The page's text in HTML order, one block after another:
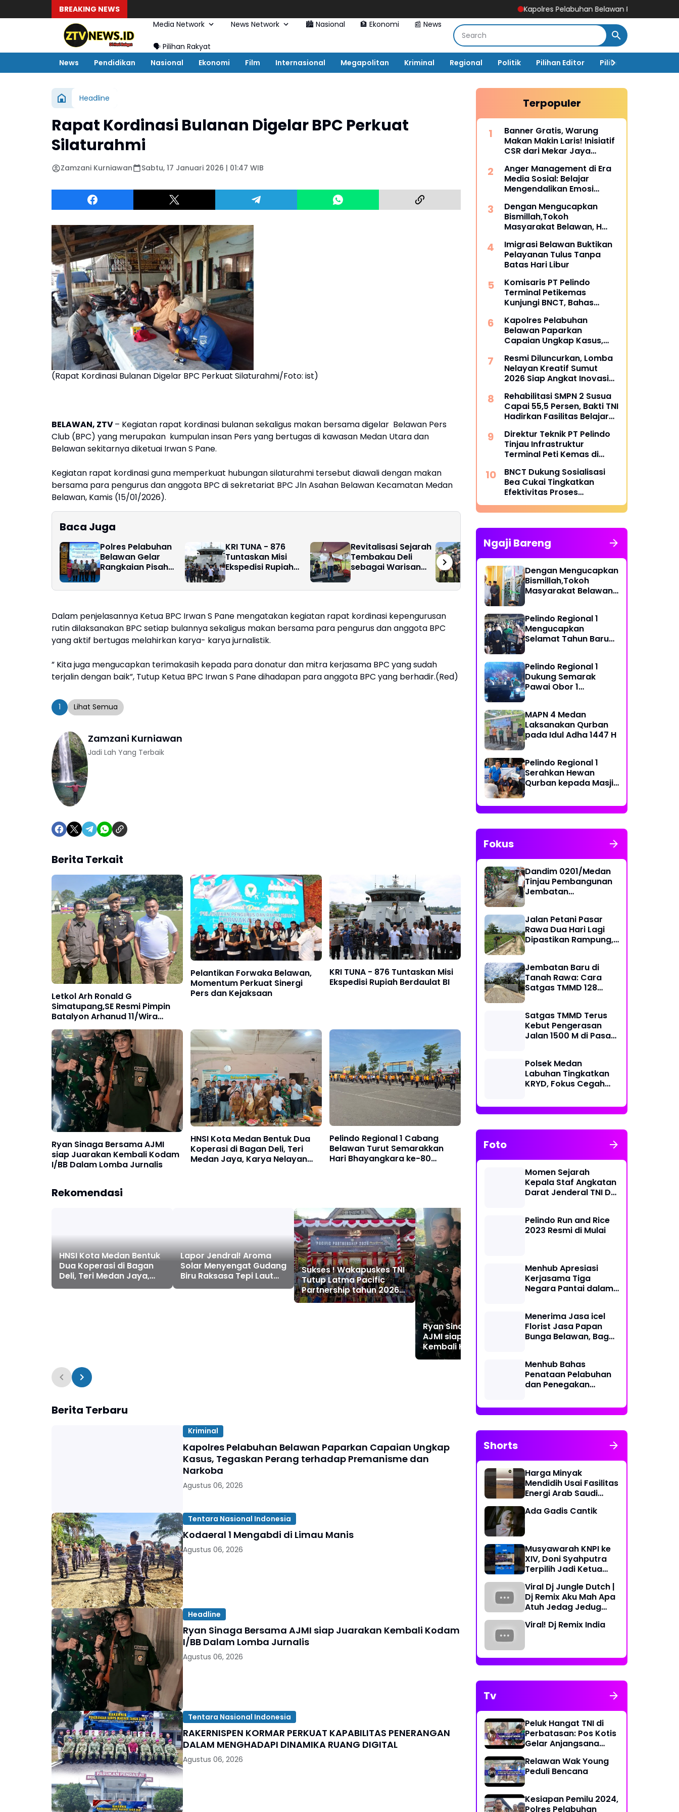
BREAKING NEWS
Kapolres Pelabuhan Belawan Paparkan Capaian
Media Network
News Network 🏙️ Nasional 🏦 Ekonomi 📰 News
🗣️ Pilihan Rakyat
News
Pendidikan Nasional Ekonomi Film Internasional Megapolitan Kriminal Regional Politik Pilihan Editor Pilihan Rakyat
Headline
Rapat Kordinasi Bulanan Digelar BPC Perkuat
Silaturahmi
Zamzani Kurniawan Sabtu, 17 Januari 2026 | 01:47 WIB
(Rapat Kordinasi Bulanan Digelar BPC Perkuat Silaturahmi/Foto: ist)
BELAWAN, ZTV– Kegiatan rapat kordinasi bulanan sekaligus makan bersama digelar Belawan Pers
Club (BPC) yang merupakan kumpulan insan Pers yang bertugas di kawasan Medan Utara dan
Belawan sekitarnya diketuai Irwan S Pane.
Kegiatan rapat kordinasi guna memperkuat hubungan silaturahmi tersebut diawali dengan makan
bersama para pengurus dan anggota BPC di sekretariat BPC Jln Asahan Belawan Kecamatan Medan
Belawan, Kamis (15/01/2026).
Baca Juga
Polres Pelabuhan
Belawan Gelar
Rangkaian Pisah
AKBP Aditya S.P.
Pelabuhan Belawan
KRI TUNA - 876
Tuntaskan Misi
Ekspedisi Rupiah
Revitalisasi Sejarah
Tembakau Deli
sebagai Warisan
Tembakau Harus
bernilai Sejarah
Letkol Arh Ronald G
Simatupang,SE
Resmi Pimpin
Batalyon Arhanud
11/Wira Bhuana
Yudha
Merajut Sinergi
Maritim Belawan:
Dari Lapangan
Sepak Bola Hingga
Keamanan Selat
Malaka
Dalam penjelasannya Ketua BPC Irwan S Pane mengatakan kegiatan rapat kordinasi kepengurusan
rutin dilaksanakan BPC setiap bulannya sekaligus makan bersama para pengurus dan anggota BPC
yang aktif bertugas melahirkan karya- karya jurnalistik.
” Kita juga mengucapkan terimakasih kepada para donatur dan mitra kerjasama BPC yang sudah
terjalin dengan baik”, Tutup Ketua BPC Irwan S Pane dihadapan para anggota BPC yang berhadir.(Red)
1 Lihat Semua
Zamzani Kurniawan
Jadi Lah Yang Terbaik
Berita Terkait
Letkol Arh Ronald G
Simatupang,SE Resmi Pimpin
Batalyon Arhanud 11/Wira
Bhuana Yudha
Pelantikan Forwaka Belawan,
Momentum Perkuat Sinergi
Pers dan Kejaksaan
KRI TUNA - 876 Tuntaskan Misi
Ekspedisi Rupiah Berdaulat BI
Ryan Sinaga Bersama AJMI
siap Juarakan Kembali Kodam
I/BB Dalam Lomba Jurnalis
HNSI Kota Medan Bentuk Dua
Koperasi di Bagan Deli, Teri
Medan Jaya, Karya Nelayan
Pelindo Regional 1 Cabang
Belawan Turut Semarakkan
Hari Bhayangkara ke-80
Rekomendasi
HNSI Kota Medan Bentuk
Dua Koperasi di Bagan
Deli, Teri Medan Jaya,
Karya Nelayan Sejahtera,
Lapor Jendral! Aroma
Solar Menyengat Gudang
Biru Raksasa Tepi Laut
Diduga Jadi Markas
Sukses ! Wakapuskes TNI
Tutup Latma Pacific
Partnership tahun 2026
di Sibolga dan Tapanuli
Ryan Sinaga Bersama
AJMI siap Juarakan
Kembali Kodam I/BB
Dalam Lomba Jurnalis
Tembakau Deli sebagai
Warisan Dunia : Tanaman
Tembakau Harus
Berita Terbaru
Kriminal
Kapolres Pelabuhan Belawan Paparkan Capaian Ungkap
Kasus, Tegaskan Perang terhadap Premanisme dan
Narkoba
Agustus 06, 2026
Tentara Nasional Indonesia
Kodaeral 1 Mengabdi di Limau Manis
Agustus 06, 2026
Headline
Ryan Sinaga Bersama AJMI siap Juarakan Kembali Kodam
I/BB Dalam Lomba Jurnalis
Agustus 06, 2026
Tentara Nasional Indonesia
RAKERNISPEN KORMAR PERKUAT KAPABILITAS PENERANGAN
DALAM MENGHADAPI DINAMIKA RUANG DIGITAL
Agustus 06, 2026
Terpopuler
Banner Gratis, Warung
Makan Makin Laris! Inisiatif
CSR dari Mekar Jaya
Universitas Siber Asia
Anger Management di Era
Media Sosial: Belajar
Mengendalikan Emosi
Dengan Mengucapkan
Bismillah,Tokoh
Masyarakat Belawan, H
Musholla
Imigrasi Belawan Buktikan
Pelayanan Tulus Tanpa
Batas Hari Libur
Komisaris PT Pelindo
Terminal Petikemas
Kunjungi BNCT, Bahas
Pengembangan Terminal
Kapolres Pelabuhan
Belawan Paparkan
Capaian Ungkap Kasus,
Premanisme dan Narkoba
Resmi Diluncurkan, Lomba
Nelayan Kreatif Sumut
2026 Siap Angkat Inovasi
Rehabilitasi SMPN 2 Susua
Capai 55,5 Persen, Bakti TNI
Hadirkan Fasilitas Belajar
Direktur Teknik PT Pelindo
Tinjau Infrastruktur
Terminal Peti Kemas di
BNCT Dukung Sosialisasi
Bea Cukai Tingkatkan
Efektivitas Proses
Penerbitan SP3KK Empty
Container
Ngaji Bareng
Dengan Mengucapkan
Bismillah,Tokoh
Masyarakat Belawan,
Pelindo Regional 1
Mengucapkan
Selamat Tahun Baru
Pelindo Regional 1
Dukung Semarak
Pawai Obor 1
MAPN 4 Medan
Laksanakan Qurban
pada Idul Adha 1447 H
Pelindo Regional 1
Serahkan Hewan
Qurban kepada Masjid
Fokus
Dandim 0201/Medan
Tinjau Pembangunan
Jembatan
Jalan Petani Pasar
Rawa Dua Hari Lagi
Dipastikan Rampung,
Jembatan Baru di
Tanah Rawa: Cara
Satgas TMMD 128
Satgas TMMD Terus
Kebut Pengerasan
Jalan 1500 M di Pasar
Warga
Polsek Medan
Labuhan Tingkatkan
KRYD, Fokus Cegah
dan Balap Liar
Foto
Momen Sejarah
Kepala Staf Angkatan
Darat Jenderal TNI Dr
Pelindo Run and Rice
2023 Resmi di Mulai
Menhub Apresiasi
Kerjasama Tiga
Negara Pantai dalam
Laut
Menerima Jasa icel
Florist Jasa Papan
Bunga Belawan, Bagus
Menhub Bahas
Penataan Pelabuhan
dan Penegakan
Sistem Identifikasi
Kapal Otomatis
Shorts
Harga Minyak
Mendidih Usai Fasilitas
Energi Arab Saudi
Ada Gadis Cantik
Musyawarah KNPI ke
XIV, Doni Syahputra
Terpilih Jadi Ketua
Periode 2023-2026
Viral Dj Jungle Dutch |
Dj Remix Aku Mah Apa
Atuh Jedag Jedug
Viral! Dj Remix India
Tv
Peluk Hangat TNI di
Perbatasan: Pos Kotis
Gelar Anjangsana
Relawan Wak Young
Peduli Bencana
Kesiapan Pemilu 2024,
Polres Pelabuhan